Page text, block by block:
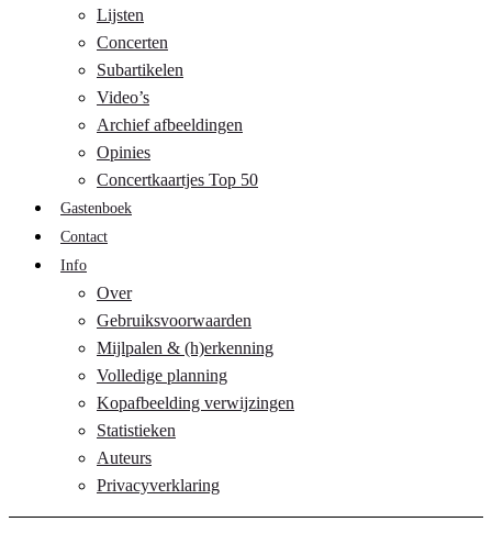
Lijsten
Concerten
Subartikelen
Video’s
Archief afbeeldingen
Opinies
Concertkaartjes Top 50
Gastenboek
Contact
Info
Over
Gebruiksvoorwaarden
Mijlpalen & (h)erkenning
Volledige planning
Kopafbeelding verwijzingen
Statistieken
Auteurs
Privacyverklaring